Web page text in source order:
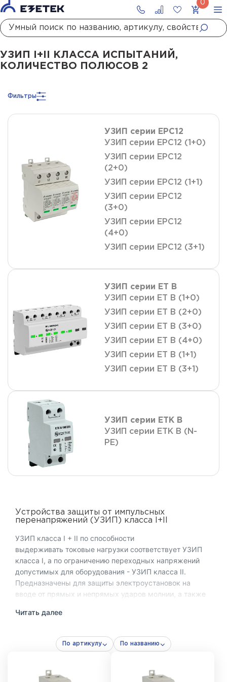
ГлавнаяКаталог УЗИПУЗИП сетей до 1000 ВУЗИП I+II класса
УЗИП I+II КЛАССА ИСПЫТАНИЙ,
КОЛИЧЕСТВО ПОЛЮСОВ 2
Фильтры
УЗИП серии ЕРС12
УЗИП серии ЕРС12 (1+0)
УЗИП серии ЕРС12
(2+0)
УЗИП серии ЕРС12 (1+1)
УЗИП серии ЕРС12
(3+0)
УЗИП серии ЕРС12
(4+0)
УЗИП серии ЕРС12 (3+1)
УЗИП серии ET B
УЗИП серии ET B (1+0)
УЗИП серии ET B (2+0)
УЗИП серии ET B (3+0)
УЗИП серии ET B (4+0)
УЗИП серии ET B (1+1)
УЗИП серии ET B (3+1)
УЗИП серии ETK B
УЗИП серии ETK B (N-
PE)
Устройства защиты от импульсных
перенапряжений (УЗИП) класса I+II
УЗИП класса I + II по способности
выдерживать токовые нагрузки соответствует УЗИП
класса I, а по ограничению переходных напряжений
допустимых для оборудования - УЗИП класса II.
Предназначены для защиты электроустановок на
вводе от прямых и непрямых ударов молнии, а также
отвод импульсного тока и ограничение остаточного
сократить количество ступеней защиты в
распределительной системе.
На практике наиболее надёжной считается
Читать далее
По артикулу По названию